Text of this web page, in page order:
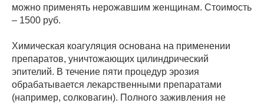
можно применять нерожавшим женщинам. Стоимость
– 1500 руб.
Химическая коагуляция основана на применении
препаратов, уничтожающих цилиндрический
эпителий. В течение пяти процедур эрозия
обрабатывается лекарственными препаратами
(например, солковагин). Полного заживления не